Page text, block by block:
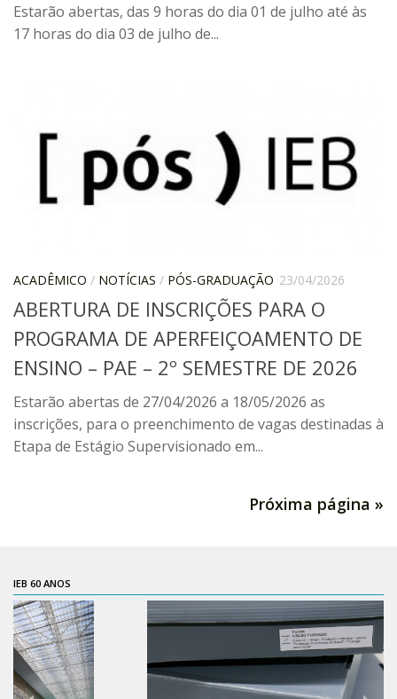
Xilogoritmo
Slam de Corda
Sobre o LABIEB
Convenios
Eventos
Últimas notícias
Acadêmico
Graduação
Pós-Graduação
Acervo
Publicações
Guia do IEB
Informe IEB
Livros publicados
MarioScriptor
Estarão abertas, das 9 horas do dia 01 de julho até às
17 horas do dia 03 de julho de...
ACADÊMICO / NOTÍCIAS / PÓS-GRADUAÇÃO 23/04/2026
ABERTURA DE INSCRIÇÕES PARA O
PROGRAMA DE APERFEIÇOAMENTO DE
ENSINO – PAE – 2º SEMESTRE DE 2026
Estarão abertas de 27/04/2026 a 18/05/2026 as
inscrições, para o preenchimento de vagas destinadas à
Etapa de Estágio Supervisionado em...
Próxima página »
IEB 60 ANOS